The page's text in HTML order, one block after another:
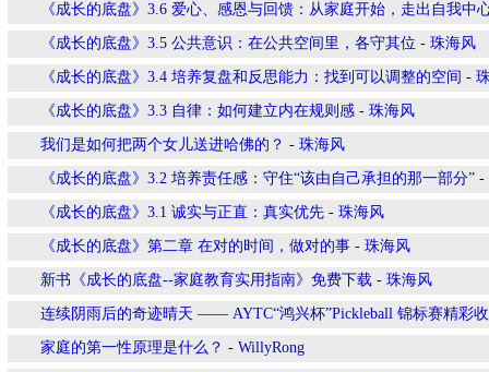
《成长的底盘》3.6 爱心、感恩与回馈：从家庭开始，走出自我中
《成长的底盘》3.5 公共意识：在公共空间里，各守其位 - 珠海风
《成长的底盘》3.4 培养复盘和反思能力：找到可以调整的空间 -
《成长的底盘》3.3 自律：如何建立内在规则感 - 珠海风
我们是如何把两个女儿送进哈佛的？ - 珠海风
《成长的底盘》3.2 培养责任感：守住“该由自己承担的那一部分” -
《成长的底盘》3.1 诚实与正直：真实优先 - 珠海风
《成长的底盘》第二章 在对的时间，做对的事 - 珠海风
新书《成长的底盘--家庭教育实用指南》免费下载 - 珠海风
连续阴雨后的奇迹晴天 —— AYTC“鸿兴杯”Pickleball 锦标赛精彩
家庭的第一性原理是什么？ - WillyRong